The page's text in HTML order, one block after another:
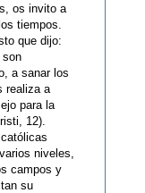
os invito a
tiempos.
que dijo:
son
a sanar los
realiza a
para la
12).
niveles,
campos y
su